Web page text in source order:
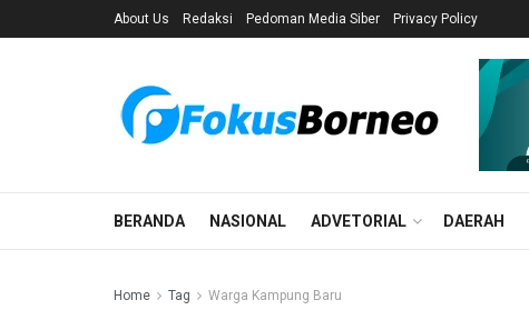
About Us Redaksi Pedoman Media Siber Privacy Policy
BERANDA NASIONAL ADVETORIAL DAERAH
Home Tag Warga Kampung Baru